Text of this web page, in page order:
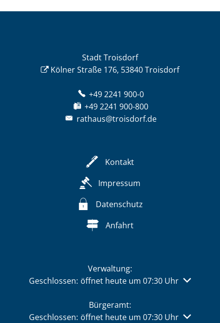
Stadt Troisdorf
Kölner Straße 176, 53840 Troisdorf
+49 2241 900-0
+49 2241 900-800
rathaus@troisdorf.de
Kontakt
Impressum
Datenschutz
Anfahrt
Verwaltung:
Klicken, um weitere Öffnungs- oder Schließzeiten
Geschlossen: öffnet heute um 07:30 Uhr
Bürgeramt:
Klicken, um weitere Öffnungs- oder Schließzeiten
Geschlossen: öffnet heute um 07:30 Uhr